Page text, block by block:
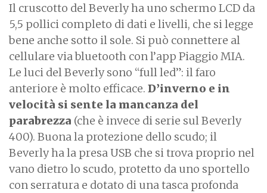
Il cruscotto del Beverly ha uno schermo LCD da
5,5 pollici completo di dati e livelli, che si legge
bene anche sotto il sole. Si può connettere al
cellulare via bluetooth con l’app Piaggio MIA.
Le luci del Beverly sono “full led”: il faro
anteriore è molto efficace. D’inverno e in
velocità si sente la mancanza del
parabrezza (che è invece di serie sul Beverly
400). Buona la protezione dello scudo; il
Beverly ha la presa USB che si trova proprio nel
vano dietro lo scudo, protetto da uno sportello
con serratura e dotato di una tasca profonda